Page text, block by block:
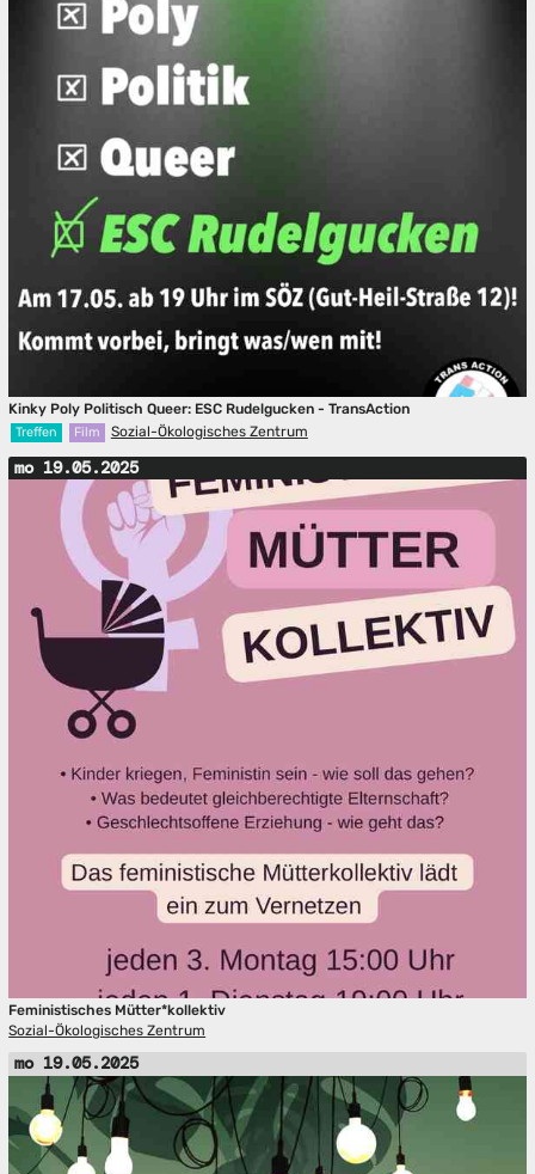
Kinky Poly Politisch Queer: ESC Rudelgucken - TransAction
Treffen Film Sozial-Ökologisches Zentrum
mo 19.05.2025
Feministisches Mütter*kollektiv
Sozial-Ökologisches Zentrum
mo 19.05.2025